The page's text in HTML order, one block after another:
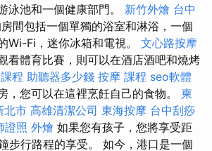
泳池和一個健康部門。 新竹外燴 台中
間包括一個單獨的浴室和淋浴，一個
Wi-Fi，迷你冰箱和電視。 文心路按摩
看體育比賽，則可以在酒店酒吧和燒烤
程 助聽器多少錢 按摩 課程 seo軟體
，您可以在這裡烹飪自己​​的食物。 柬
北市 高雄清潔公司 東海按摩 台中刮痧
證照 外燴 如果您有孩子，您將享受距
步行路程的享受。 如今，港口是一個